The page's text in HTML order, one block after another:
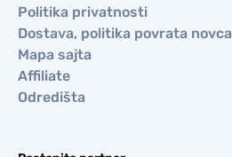
Politika privatnosti
Dostava, politika povrata novca
Mapa sajta
Affiliate
Odredišta